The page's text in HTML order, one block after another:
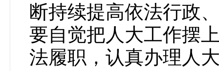
断持续提高依法行政
要自觉把人大工作摆
法履职，认真办理人